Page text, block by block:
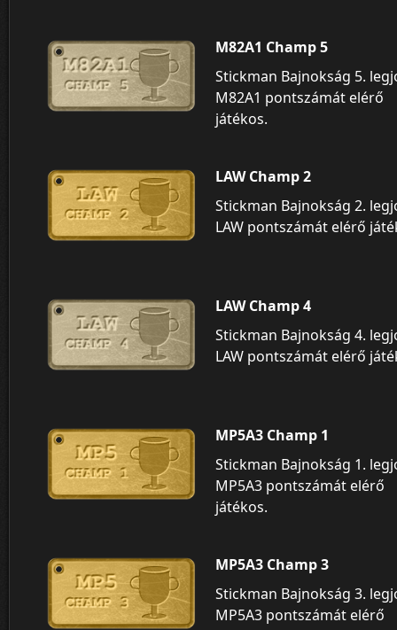
M82A1 Champ 5
Stickman Bajnokság 5.
M82A1 pontszámát elérő
játékos.
LAW Champ 2
Stickman Bajnokság 2.
LAW pontszámát elérő
LAW Champ 4
Stickman Bajnokság 4.
LAW pontszámát elérő
MP5A3 Champ 1
Stickman Bajnokság 1.
MP5A3 pontszámát elérő
játékos.
MP5A3 Champ 3
Stickman Bajnokság 3.
MP5A3 pontszámát elérő